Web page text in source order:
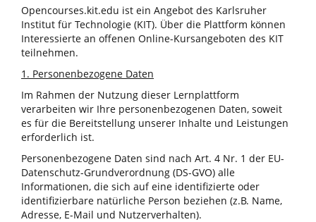
Opencourses.kit.edu ist ein Angebot des Karlsruher
Institut für Technologie (KIT). Über die Plattform können
Interessierte an offenen Online-Kursangeboten des KIT
teilnehmen.
1. Personenbezogene Daten
Im Rahmen der Nutzung dieser Lernplattform
verarbeiten wir Ihre personenbezogenen Daten, soweit
es für die Bereitstellung unserer Inhalte und Leistungen
erforderlich ist.
Personenbezogene Daten sind nach Art. 4 Nr. 1 der EU-
Datenschutz-Grundverordnung (DS-GVO) alle
Informationen, die sich auf eine identifizierte oder
identifizierbare natürliche Person beziehen (z.B. Name,
Adresse, E-Mail und Nutzerverhalten).